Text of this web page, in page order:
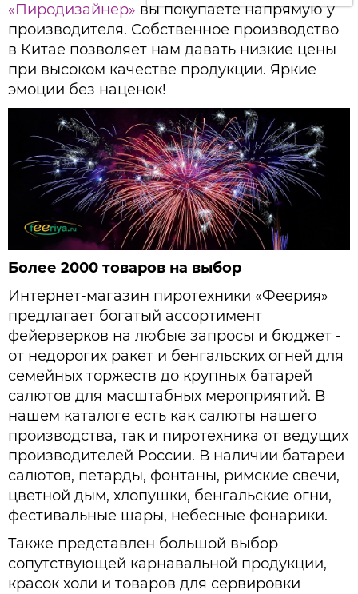
«Пиродизайнер» вы покупаете напрямую у
производителя. Собственное производство
в Китае позволяет нам давать низкие цены
при высоком качестве продукции. Яркие
эмоции без наценок!
Более 2000 товаров на выбор
Интернет-магазин пиротехники «Феерия»
предлагает богатый ассортимент
фейерверков на любые запросы и бюджет -
от недорогих ракет и бенгальских огней для
семейных торжеств до крупных батарей
салютов для масштабных мероприятий. В
нашем каталоге есть как салюты нашего
производства, так и пиротехника от ведущих
производителей России. В наличии батареи
салютов, петарды, фонтаны, римские свечи,
цветной дым, хлопушки, бенгальские огни,
фестивальные шары, небесные фонарики.
Также представлен большой выбор
сопутствующей карнавальной продукции,
красок холи и товаров для сервировки